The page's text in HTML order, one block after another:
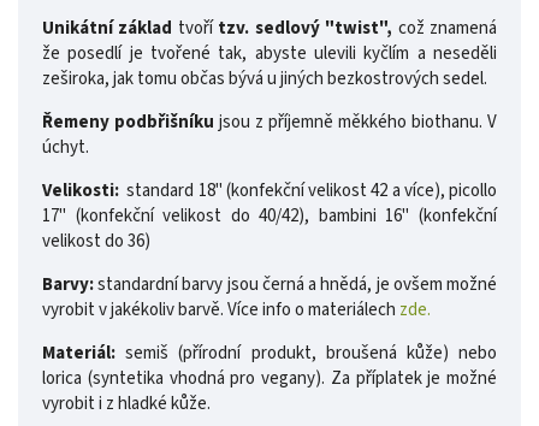
Unikátní základ tvoří tzv. sedlový "twist", což znamená
že posedlí je tvořené tak, abyste ulevili kyčlím a neseděli
zeširoka, jak tomu občas bývá u jiných bezkostrových sedel.
Řemeny podbřišníku jsou z příjemně měkkého biothanu. V
úchyt.
Velikosti: standard 18" (konfekční velikost 42 a více), picollo
17" (konfekční velikost do 40/42), bambini 16" (konfekční
velikost do 36)
Barvy:standardní barvy jsou černá a hnědá, je ovšem možné
vyrobit v jakékoliv barvě. Více info o materiálech zde.
Materiál: semiš (přírodní produkt, broušená kůže) nebo
lorica (syntetika vhodná pro vegany). Za příplatek je možné
vyrobit i z hladké kůže.